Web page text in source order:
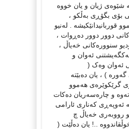
شێوەی ژیان و یان خووە
بۆی بگۆڕی بەڵکو ،
قوربانیدانێکیشە . لەنیو
دوور دوور دەڕوات ،
سنوورەکانی خەیاڵ ،
ئەوان و
ئەوان وەک (
) ، یان دەبێتە
گرێکوێرەی هەموو
و چارەسەریان دەکات
ئەوپەڕی کەناری ئارامی
رووبەری خەیاڵ چ
..! یان دەڵێت (